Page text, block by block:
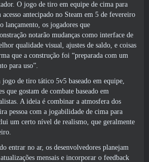
O jogo de tiro em equipe de cima para
antecipado no Steam em 5 de fevereiro
lançamento, os jogadores que
notarão mudanças como interface de
qualidade visual, ajustes de saldo, e coisas
que a construção foi “preparada com um
para uso”.
de tiro tático 5v5 baseado em equipe,
que gostam de combate baseado em
A ideia é combinar a atmosfera dos
pessoa com a jogabilidade de cima para
um certo nível de realismo, que geralmente
entrar no ar, os desenvolvedores planejam
mensais e incorporar o feedback